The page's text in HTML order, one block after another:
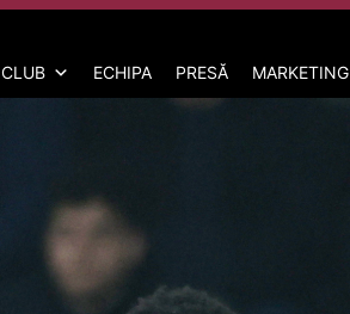
CLUB ECHIPA PRESĂ MARKETING